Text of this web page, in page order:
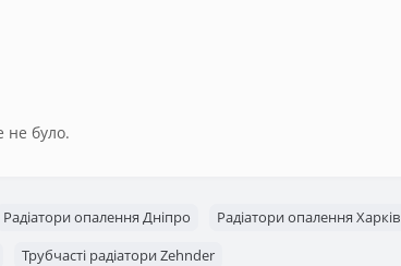
не було.
Радіатори опалення Дніпро Радіатори опалення Харків
Трубчасті радіатори Zehnder